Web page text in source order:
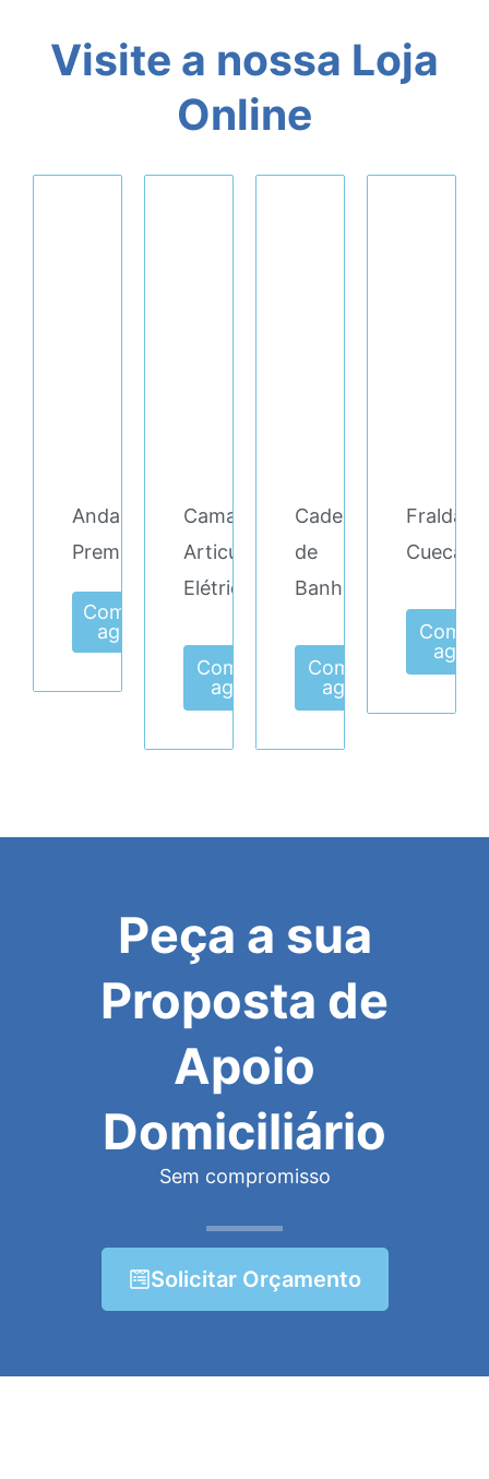
Visite a nossa Loja
Online
Andarilho/Cadeira
Premium
Comprar
agora
Cama
Articulada
Elétrica
Comprar
agora
Cadeira
de
Banho
Comprar
agora
Fralda
Cueca
agora
Peça a sua
Proposta de
Apoio
Domiciliário
Sem compromisso
Solicitar Orçamento